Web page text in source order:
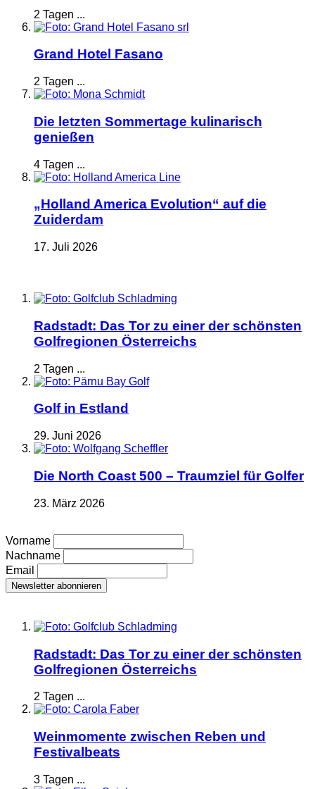
2 Tagen ...
Grand Hotel Fasano
2 Tagen ...
Die letzten Sommertage kulinarisch
genießen
4 Tagen ...
„Holland America Evolution“ auf die
Zuiderdam
17. Juli 2026
Radstadt: Das Tor zu einer der schönsten
Golfregionen Österreichs
2 Tagen ...
Golf in Estland
29. Juni 2026
Die North Coast 500 – Traumziel für Golfer
23. März 2026
Vorname
Nachname
Email
Radstadt: Das Tor zu einer der schönsten
Golfregionen Österreichs
2 Tagen ...
Weinmomente zwischen Reben und
Festivalbeats
3 Tagen ...